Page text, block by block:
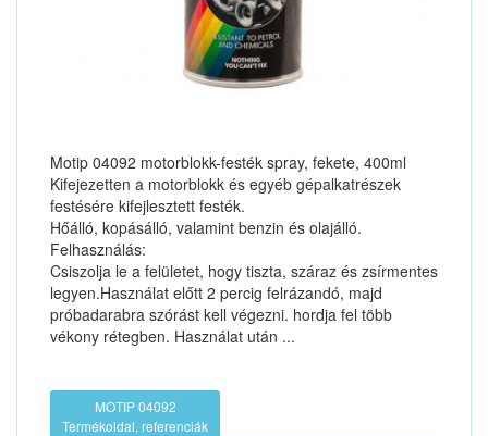
Motip 04092 motorblokk-festék spray, fekete, 400ml
Kifejezetten a motorblokk és egyéb gépalkatrészek
festésére kifejlesztett festék.
Hőálló, kopásálló, valamint benzin és olajálló.
Felhasználás:
Csiszolja le a felületet, hogy tiszta, száraz és zsírmentes
legyen.Használat előtt 2 percig felrázandó, majd
próbadarabra szórást kell végezni. hordja fel több
vékony rétegben. Használat után ...
MOTIP 04092
Termékoldal, referenciák